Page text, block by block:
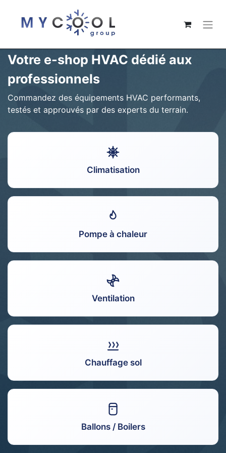
Votre e-shop HVAC dédié aux
professionnels
Commandez des équipements HVAC performants,
testés et approuvés par des experts du terrain.
Climatisation
Pompe à chaleur
Ventilation
Chauffage sol
Ballons / Boilers